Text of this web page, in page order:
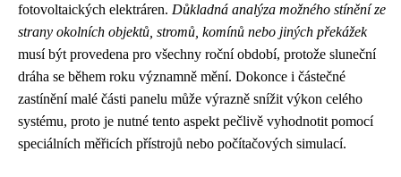
fotovoltaických elektráren. Důkladná analýza možného stínění ze
strany okolních objektů, stromů, komínů nebo jiných překážek
musí být provedena pro všechny roční období, protože sluneční
dráha se během roku významně mění. Dokonce i částečné
zastínění malé části panelu může výrazně snížit výkon celého
systému, proto je nutné tento aspekt pečlivě vyhodnotit pomocí
speciálních měřicích přístrojů nebo počítačových simulací.